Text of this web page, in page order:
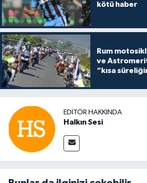
kötü haber
Rum
ve Astromerit
“kısa
EDITÖR HAKKINDA
Halkın Sesi